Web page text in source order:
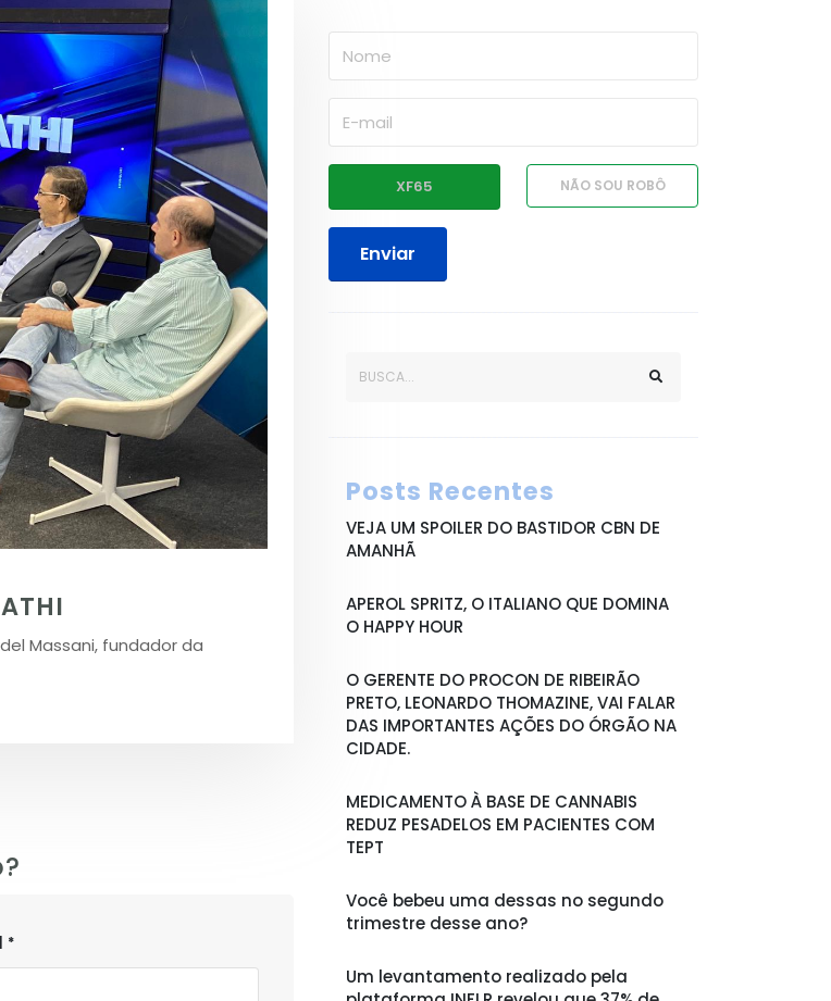
Massani, fundador da
Enviar
Posts Recentes
VEJA UM SPOILER DO BASTIDOR CBN DE
AMANHÃ
APEROL SPRITZ, O ITALIANO QUE DOMINA
O HAPPY HOUR
O GERENTE DO PROCON DE RIBEIRÃO
PRETO, LEONARDO THOMAZINE, VAI FALAR
DAS IMPORTANTES AÇÕES DO ÓRGÃO NA
CIDADE.
MEDICAMENTO À BASE DE CANNABIS
REDUZ PESADELOS EM PACIENTES COM
TEPT
Você bebeu uma dessas no segundo
trimestre desse ano?
Um levantamento realizado pela